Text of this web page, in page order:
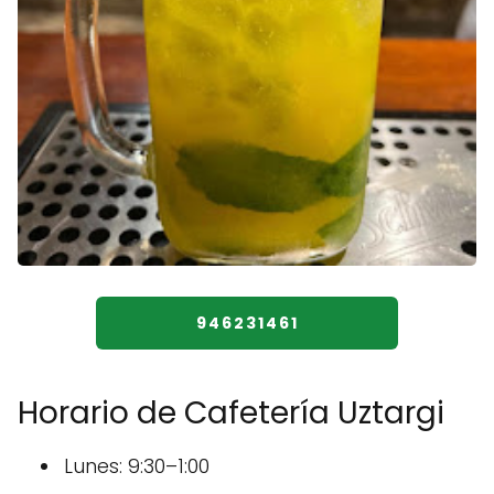
946231461
Horario de Cafetería Uztargi
Lunes: 9:30–1:00